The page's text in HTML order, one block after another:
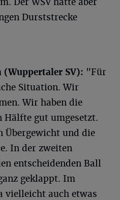
Durststrecke
(Wuppertaler SV): "Für
Situation. Wir
Wir haben die
Hälfte gut umgesetzt.
Übergewicht und die
In der zweiten
entscheidenden Ball
geklappt. Im
vielleicht auch etwas